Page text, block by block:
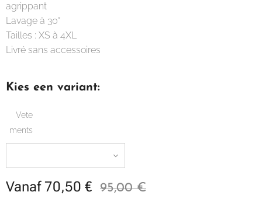
agrippant
Lavage à 30°
Tailles : XS à 4XL
Livré sans accessoires
Kies een variant:
Vete
ments
Vanaf 70,50 € 95,00€